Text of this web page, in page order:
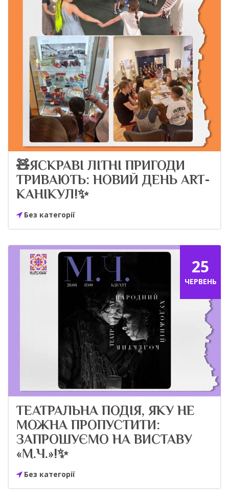
🧸ЯСКРАВІ ЛІТНІ ПРИГОДИ
ТРИВАЮТЬ: НОВИЙ ДЕНЬ ART-
КАНІКУЛ!✨
Без категорії
ТЕАТРАЛЬНА ПОДІЯ, ЯКУ НЕ
МОЖНА ПРОПУСТИТИ:
ЗАПРОШУЄМО НА ВИСТАВУ
«М.Ч.»!✨
Без категорії
25
ЧЕРВЕНЬ